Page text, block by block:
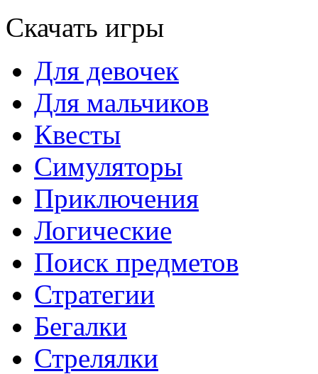
Скачать игры
Для девочек
Для мальчиков
Квесты
Симуляторы
Приключения
Логические
Поиск предметов
Стратегии
Бегалки
Стрелялки